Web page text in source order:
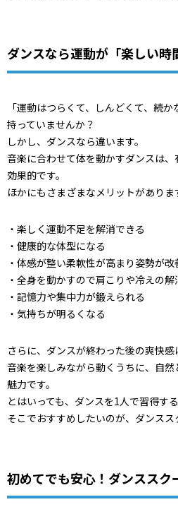
ダンスなら運動が「楽しい時
「運動はつらくて、しんどくて、続
持っていませんか？
しかし、ダンスなら違います。
音楽に合わせて体を動かすダンスは
効果的です。
ほかにもさまざまなメリットがありま
・楽しく運動不足を解消できる
・健康的な体型になる
・体感が整い柔軟性が高まり姿勢が改
・全身を動かすので肩こりや冷えの
・記憶力や集中力が鍛えられる
・気持ちが明るくなる
さらに、ダンスが終わった後の爽快感
音楽を楽しみながら動くうちに、自
魅力です。
とはいっても、ダンスを1人で習得す
そこでおすすめしたいのが、ダンスス
初めてでも安心！ダンススク